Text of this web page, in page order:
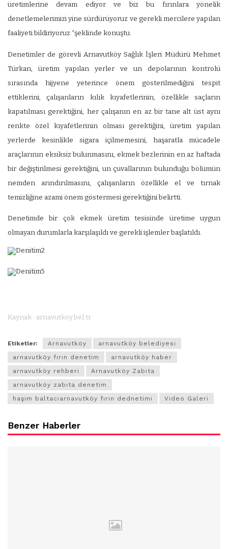
üretimlerine devam ediyor ve biz bu fırınlara yönelik
denetlemelerimizi yine sürdürüyoruz ve gerekli mercilere yapılan
faaliyeti bildiriyoruz “şeklinde konuştu.
Denetimler de görevli Arnavutköy Sağlık İşleri Müdürü Mehmet
Türkan, üretim yapılan yerler ve un depolarının kontrolü
sırasında hijyene yeterince önem gösterilmediğini tespit
ettiklerini, çalışanların kılık kıyafetlerinin, özellikle saçların
kapatılması gerektiğini, her çalışanın en az bir tane alt üst aynı
renkte özel kıyafetlerinin olması gerektiğini, üretim yapılan
yerlerde kesinlikle sigara içilmemesini, haşaratla mücadele
araçlarının eksiksiz bulunmasını, ekmek bezlerinin en az haftada
bir değiştirilmesi gerektiğini, un çuvallarının bulunduğu bölümün
nemden arındırılmasını, çalışanların özellikle el ve tırnak
temizliğine azami önem göstermesi gerektiğini belirtti.
Denetimde bir çok ekmek üretim tesisinde üretime uygun
olmayan durumlarla karşılaşıldı ve gerekli işlemler başlatıldı.
Kaynak : arnavutkoy.bel.tr
Etiketler: Arnavutköy
arnavutköy belediyesi
arnavutköy fırın denetim
arnavutköy haber
arnavutköy rehberi
Arnavutköy Zabıta
arnavutköy zabıta denetim
haşim baltacıarnavutköy fırın dednetimi
Video Galeri
Benzer Haberler